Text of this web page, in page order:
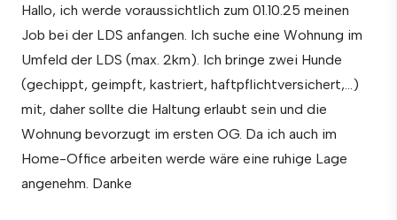
Hallo, ich werde voraussichtlich zum 01.10.25 meinen
Job bei der LDS anfangen. Ich suche eine Wohnung im
Umfeld der LDS (max. 2km). Ich bringe zwei Hunde
(gechippt, geimpft, kastriert, haftpflichtversichert,...)
mit, daher sollte die Haltung erlaubt sein und die
Wohnung bevorzugt im ersten OG. Da ich auch im
Home-Office arbeiten werde wäre eine ruhige Lage
angenehm. Danke